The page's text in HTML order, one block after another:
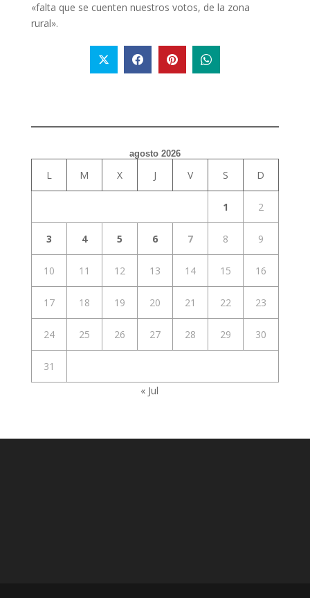
«falta que se cuenten nuestros votos, de la zona
rural».
agosto 2026
L M X J V S D
1 2
3 4 5 6 7 8 9
10 11 12 13 14 15 16
17 18 19 20 21 22 23
24 25 26 27 28 29 30
31
« Jul